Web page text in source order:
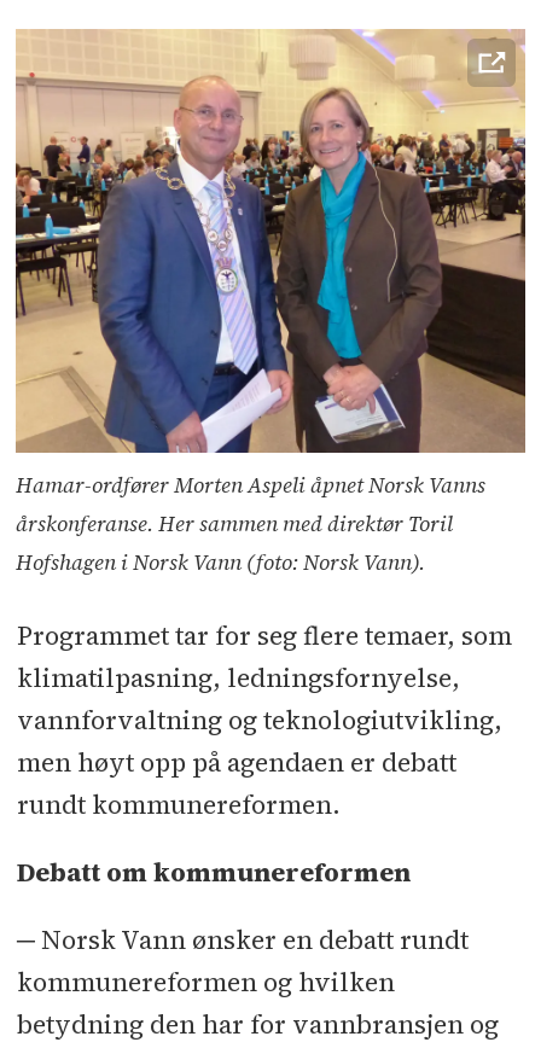
Hamar-ordfører Morten Aspeli åpnet Norsk Vanns
årskonferanse. Her sammen med direktør Toril
Hofshagen i Norsk Vann (foto: Norsk Vann).
Programmet tar for seg flere temaer, som
klimatilpasning, ledningsfornyelse,
vannforvaltning og teknologiutvikling,
men høyt opp på agendaen er debatt
rundt kommunereformen.
Debatt om kommunereformen
─ Norsk Vann ønsker en debatt rundt
kommunereformen og hvilken
betydning den har for vannbransjen og